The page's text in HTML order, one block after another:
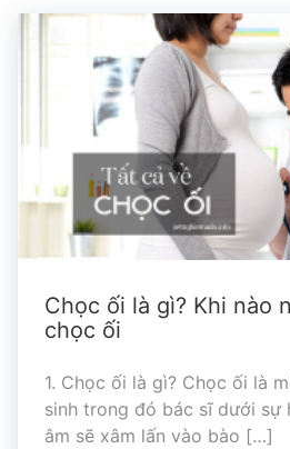
Chọc ối là gì? Khi nào
chọc ối
1. Chọc ối là gì? Chọc ối là
sinh trong đó bác sĩ dưới sự
âm sẽ xâm lấn vào bào […]